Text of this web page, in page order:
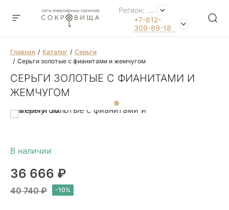
Регион: ...
+7-812-
309-89-18
Главная Каталог
Серьги
Серьги золотые с фианитами и жемчугом
СЕРЬГИ ЗОЛОТЫЕ С ФИАНИТАМИ И
ЖЕМЧУГОМ
36 666 ₽
40 740 ₽